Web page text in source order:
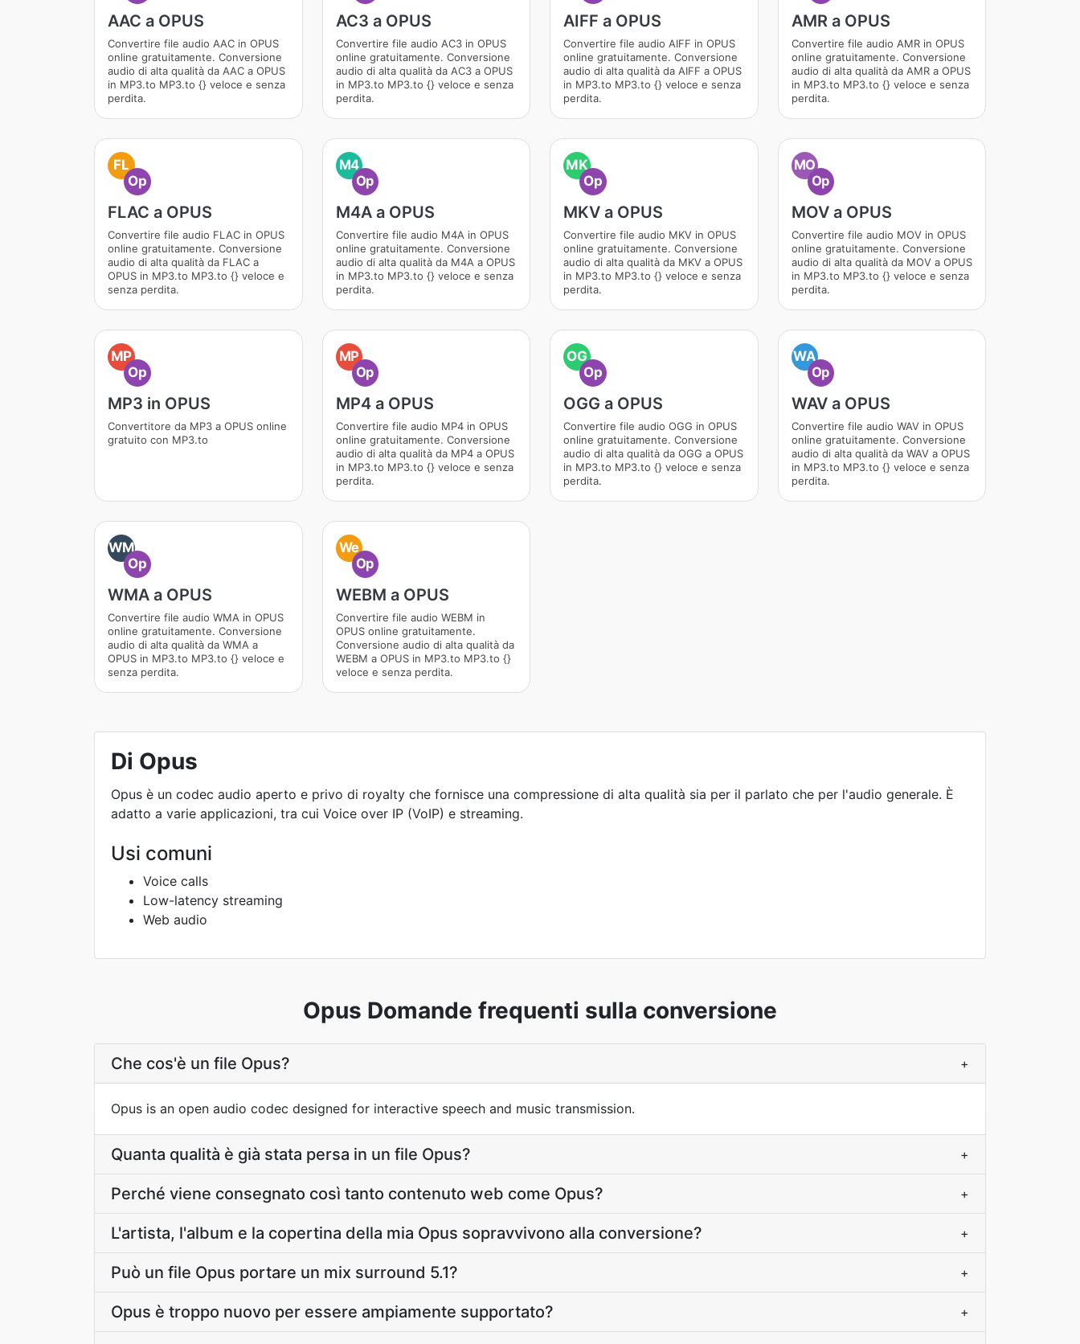
AAC a OPUS
Convertire file audio AAC in OPUS
online gratuitamente. Conversione
audio di alta qualità da AAC a OPUS
in MP3.to MP3.to {} veloce e senza
perdita.
AC3 a OPUS
Convertire file audio AC3 in OPUS
online gratuitamente. Conversione
audio di alta qualità da AC3 a OPUS
in MP3.to MP3.to {} veloce e senza
perdita.
AIFF a OPUS
Convertire file audio AIFF in OPUS
online gratuitamente. Conversione
audio di alta qualità da AIFF a OPUS
in MP3.to MP3.to {} veloce e senza
perdita.
AMR a OPUS
Convertire file audio AMR in OPUS
online gratuitamente. Conversione
audio di alta qualità da AMR a OPUS
in MP3.to MP3.to {} veloce e senza
perdita.
FL
Op
FLAC a OPUS
Convertire file audio FLAC in OPUS
online gratuitamente. Conversione
audio di alta qualità da FLAC a
OPUS in MP3.to MP3.to {} veloce e
senza perdita.
M4
Op
M4A a OPUS
Convertire file audio M4A in OPUS
online gratuitamente. Conversione
audio di alta qualità da M4A a OPUS
in MP3.to MP3.to {} veloce e senza
perdita.
MK
Op
MKV a OPUS
Convertire file audio MKV in OPUS
online gratuitamente. Conversione
audio di alta qualità da MKV a OPUS
in MP3.to MP3.to {} veloce e senza
perdita.
MO
Op
MOV a OPUS
Convertire file audio MOV in OPUS
online gratuitamente. Conversione
audio di alta qualità da MOV a OPUS
in MP3.to MP3.to {} veloce e senza
perdita.
MP
Op
MP3 in OPUS
Convertitore da MP3 a OPUS online
gratuito con MP3.to
MP
Op
MP4 a OPUS
Convertire file audio MP4 in OPUS
online gratuitamente. Conversione
audio di alta qualità da MP4 a OPUS
in MP3.to MP3.to {} veloce e senza
perdita.
OG
Op
OGG a OPUS
Convertire file audio OGG in OPUS
online gratuitamente. Conversione
audio di alta qualità da OGG a OPUS
in MP3.to MP3.to {} veloce e senza
perdita.
WA
Op
WAV a OPUS
Convertire file audio WAV in OPUS
online gratuitamente. Conversione
audio di alta qualità da WAV a OPUS
in MP3.to MP3.to {} veloce e senza
perdita.
WM
Op
WMA a OPUS
Convertire file audio WMA in OPUS
online gratuitamente. Conversione
audio di alta qualità da WMA a
OPUS in MP3.to MP3.to {} veloce e
senza perdita.
We
Op
WEBM a OPUS
Convertire file audio WEBM in
OPUS online gratuitamente.
Conversione audio di alta qualità da
WEBM a OPUS in MP3.to MP3.to {}
veloce e senza perdita.
Di Opus
Opus è un codec audio aperto e privo di royalty che fornisce una compressione di alta qualità sia per il parlato che per l'audio generale. È
adatto a varie applicazioni, tra cui Voice over IP (VoIP) e streaming.
Usi comuni
Voice calls
Low-latency streaming
Web audio
Opus Domande frequenti sulla conversione
Che cos'è un file Opus? +
Opus is an open audio codec designed for interactive speech and music transmission.
Quanta qualità è già stata persa in un file Opus? +
Perché viene consegnato così tanto contenuto web come Opus? +
L'artista, l'album e la copertina della mia Opus sopravvivono alla conversione? +
Può un file Opus portare un mix surround 5.1? +
Opus è troppo nuovo per essere ampiamente supportato? +